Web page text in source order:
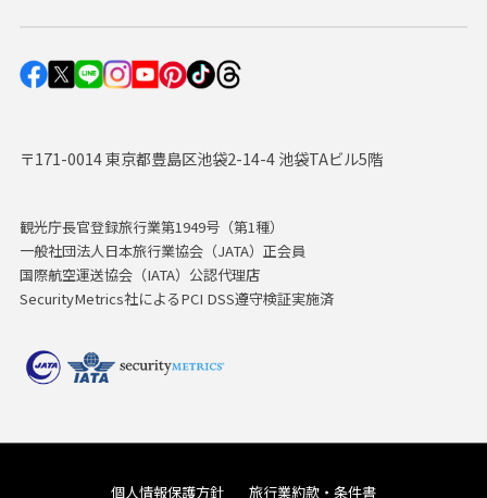
〒171-0014 東京都豊島区池袋2-14-4 池袋TAビル5階
観光庁長官登録旅行業第1949号（第1種）
一般社団法人日本旅行業協会（JATA）正会員
国際航空運送協会（IATA）公認代理店
SecurityMetrics社によるPCI DSS遵守検証実施済
個人情報保護方針 旅行業約款・条件書